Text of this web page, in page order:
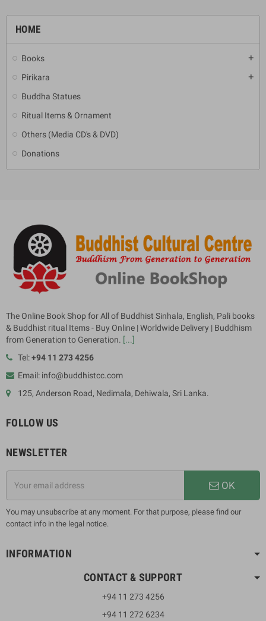
HOME
Books add
Pirikara add
Buddha Statues
Ritual Items & Ornament
Others (Media CD's & DVD)
Donations
The Online Book Shop for All of Buddhist Sinhala, English, Pali books
& Buddhist ritual Items - Buy Online | Worldwide Delivery | Buddhism
from Generation to Generation. [...]
Tel:+94 11 273 4256
Email: info@buddhistcc.com
125, Anderson Road, Nedimala, Dehiwala, Sri Lanka.
FOLLOW US
NEWSLETTER
OK
You may unsubscribe at any moment. For that purpose, please find our
contact info in the legal notice.
INFORMATION
CONTACT & SUPPORT
+94 11 273 4256
+94 11 272 6234